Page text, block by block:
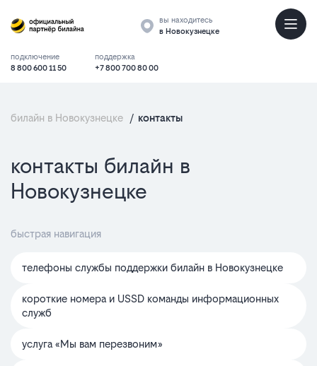
вы находитесь
в Новокузнецке
подключение
8 800 600 11 50
поддержка
+7 800 700 80 00
билайн в Новокузнецке / контакты
контакты билайн в
Новокузнецке
быстрая навигация
телефоны службы поддержки билайн в Новокузнецке
короткие номера и USSD команды информационных
служб
услуга «Мы вам перезвоним»